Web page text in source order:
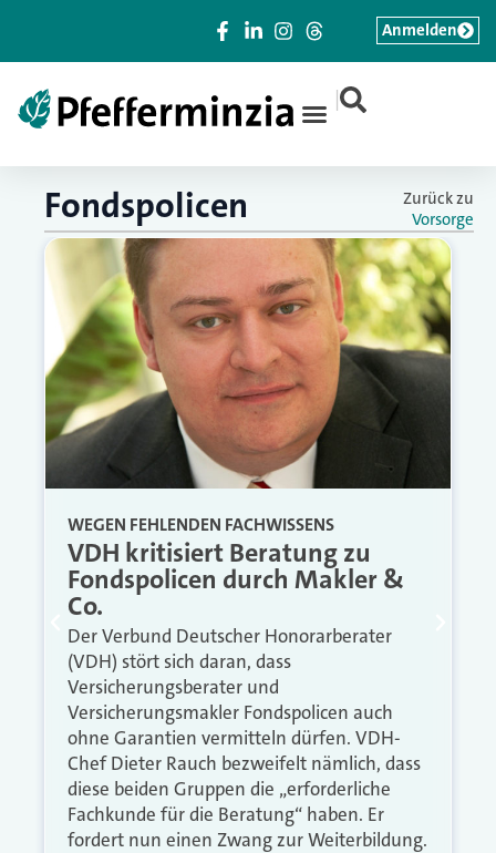
|
Anmelden
Fondspolicen
Zurück zu
Vorsorge
WEGEN FEHLENDEN FACHWISSENS
VDH kritisiert Beratung zu
Fondspolicen durch Makler &
Co.
Der Verbund Deutscher Honorarberater
(VDH) stört sich daran, dass
Versicherungsberater und
Versicherungsmakler Fondspolicen auch
ohne Garantien vermitteln dürfen. VDH-
Chef Dieter Rauch bezweifelt nämlich, dass
diese beiden Gruppen die „erforderliche
Fachkunde für die Beratung“ haben. Er
fordert nun einen Zwang zur Weiterbildung.